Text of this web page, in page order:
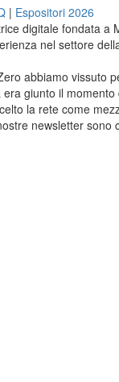
| Espositori 2026
digitale fondata a
nel settore
abbiamo vissuto
giunto il
la rete come
newsletter